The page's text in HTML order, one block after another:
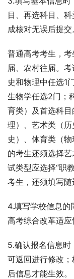
目、再选科目、
成核对无误后提交
普通高考考生，
届、农村往届。
史和物理中任选1
生物学任选2门；
育类）及首选科
理）、艺术类（
史）、体育类（
的考生还须选择
试类型应选择“职
考生，还须填写随
4.填写学校信息
高考综合改革适应
5.确认报名信息
可返回进行修改；
后信息才能生效。